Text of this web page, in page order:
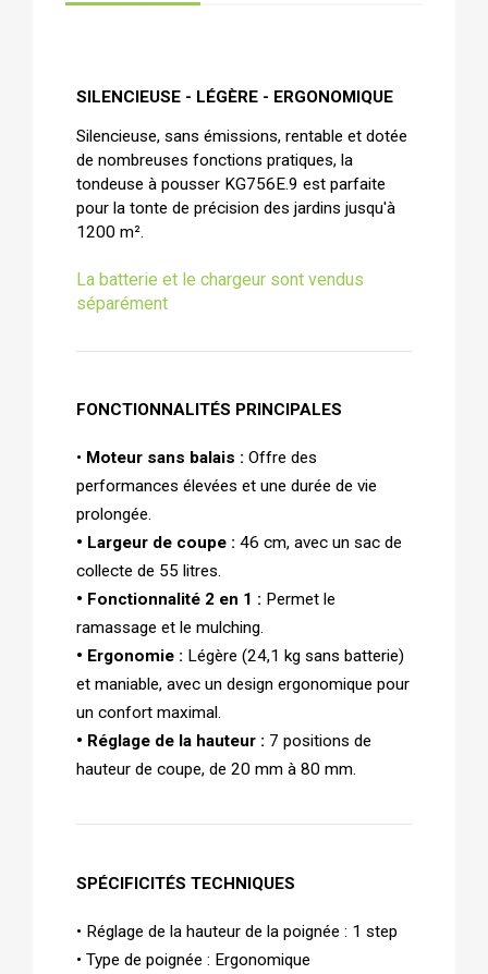
SILENCIEUSE - LÉGÈRE - ERGONOMIQUE
Silencieuse, sans émissions, rentable et dotée
de nombreuses fonctions pratiques, la
tondeuse à pousser KG756E.9 est parfaite
pour la tonte de précision des jardins jusqu'à
1200 m².
La batterie et le chargeur sont vendus
séparément
FONCTIONNALITÉS PRINCIPALES
• Moteur sans balais : Offre des
performances élevées et une durée de vie
prolongée.
• Largeur de coupe : 46 cm, avec un sac de
collecte de 55 litres.
• Fonctionnalité 2 en 1 : Permet le
ramassage et le mulching.
• Ergonomie : Légère (24,1 kg sans batterie)
et maniable, avec un design ergonomique pour
un confort maximal.
• Réglage de la hauteur : 7 positions de
hauteur de coupe, de 20 mm à 80 mm.
SPÉCIFICITÉS TECHNIQUES
• Réglage de la hauteur de la poignée : 1 step
• Type de poignée : Ergonomique